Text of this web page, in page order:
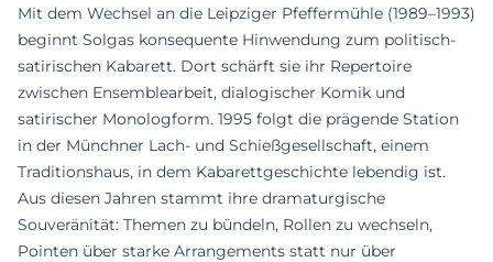
Mit dem Wechsel an die Leipziger Pfeffermühle (1989–1993)
beginnt Solgas konsequente Hinwendung zum politisch-
satirischen Kabarett. Dort schärft sie ihr Repertoire
zwischen Ensemblearbeit, dialogischer Komik und
satirischer Monologform. 1995 folgt die prägende Station
in der Münchner Lach- und Schießgesellschaft, einem
Traditionshaus, in dem Kabarettgeschichte lebendig ist.
Aus diesen Jahren stammt ihre dramaturgische
Souveränität: Themen zu bündeln, Rollen zu wechseln,
Pointen über starke Arrangements statt nur über